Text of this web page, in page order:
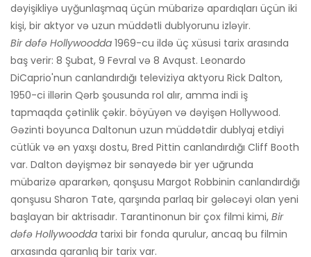
dəyişikliyə uyğunlaşmaq üçün mübarizə apardıqları üçün iki
kişi, bir aktyor və uzun müddətli dublyorunu izləyir.
Bir dəfə Hollywoodda 1969-cu ildə üç xüsusi tarix arasında
baş verir: 8 Şubat, 9 Fevral və 8 Avqust. Leonardo
DiCaprio'nun canlandırdığı televiziya aktyoru Rick Dalton,
1950-ci illərin Qərb şousunda rol alır, amma indi iş
tapmaqda çətinlik çəkir. böyüyən və dəyişən Hollywood.
Gəzinti boyunca Daltonun uzun müddətdir dublyaj etdiyi
cütlük və ən yaxşı dostu, Bred Pittin canlandırdığı Cliff Booth
var. Dalton dəyişməz bir sənayedə bir yer uğrunda
mübarizə apararkən, qonşusu Margot Robbinin canlandırdığı
qonşusu Sharon Tate, qarşında parlaq bir gələcəyi olan yeni
başlayan bir aktrisadır. Tarantinonun bir çox filmi kimi, Bir
dəfə Hollywoodda tarixi bir fonda qurulur, ancaq bu filmin
arxasında qaranlıq bir tarix var.